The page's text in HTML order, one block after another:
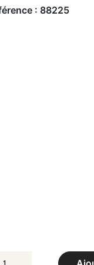
: 88225